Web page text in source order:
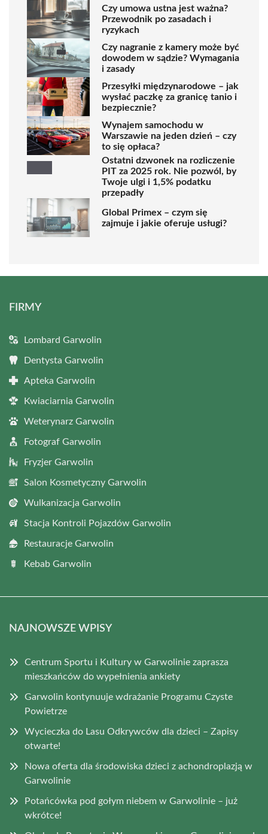
Czy umowa ustna jest ważna?
Przewodnik po zasadach i
ryzykach
Czy nagranie z kamery może być
dowodem w sądzie? Wymagania
i zasady
Przesyłki międzynarodowe – jak
wysłać paczkę za granicę tanio i
bezpiecznie?
Wynajem samochodu w
Warszawie na jeden dzień – czy
to się opłaca?
Ostatni dzwonek na rozliczenie
PIT za 2025 rok. Nie pozwól, by
Twoje ulgi i 1,5% podatku
przepadły
Global Primex – czym się
zajmuje i jakie oferuje usługi?
FIRMY
Lombard Garwolin
Dentysta Garwolin
Apteka Garwolin
Kwiaciarnia Garwolin
Weterynarz Garwolin
Fotograf Garwolin
Fryzjer Garwolin
Salon Kosmetyczny Garwolin
Wulkanizacja Garwolin
Stacja Kontroli Pojazdów Garwolin
Restauracje Garwolin
Kebab Garwolin
NAJNOWSZE WPISY
Centrum Sportu i Kultury w Garwolinie zaprasza
mieszkańców do wypełnienia ankiety
Garwolin kontynuuje wdrażanie Programu Czyste
Powietrze
Wycieczka do Lasu Odkrywców dla dzieci – Zapisy
otwarte!
Nowa oferta dla środowiska dzieci z achondroplazją w
Garwolinie
Potańcówka pod gołym niebem w Garwolinie – już
wkrótce!